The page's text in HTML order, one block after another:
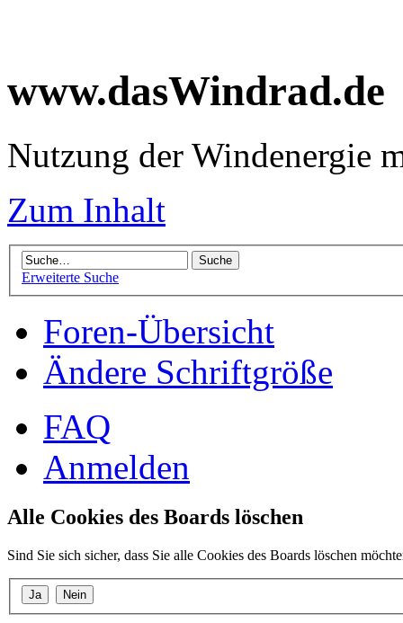
www.dasWindrad.de
Nutzung der Windenergie
Zum Inhalt
Erweiterte Suche
Foren-Übersicht
Ändere Schriftgröße
FAQ
Anmelden
Alle Cookies des Boards löschen
Sind Sie sich sicher, dass Sie alle Cookies des Boards löschen